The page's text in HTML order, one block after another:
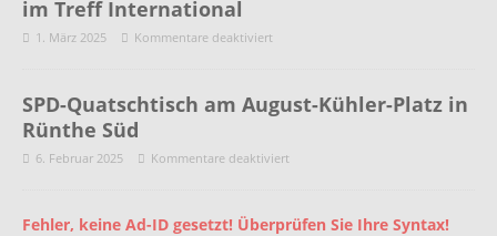
im Treff International
1. März 2025 Kommentare deaktiviert
SPD-Quatschtisch am August-Kühler-Platz in
Rünthe Süd
6. Februar 2025 Kommentare deaktiviert
Fehler, keine Ad-ID gesetzt! Überprüfen Sie Ihre Syntax!